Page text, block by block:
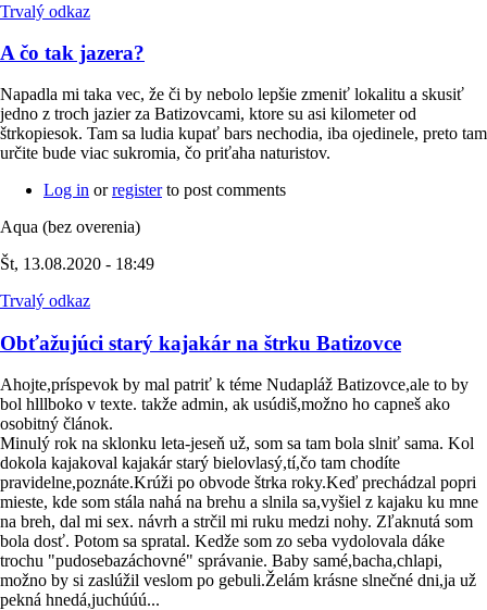
Trvalý odkaz
A čo tak jazera?
Napadla mi taka vec, že či by nebolo lepšie zmeniť lokalitu a skusiť
jedno z troch jazier za Batizovcami, ktore su asi kilometer od
štrkopiesok. Tam sa ludia kupať bars nechodia, iba ojedinele, preto tam
určite bude viac sukromia, čo priťaha naturistov.
Log in orregisterto post comments
Aqua (bez overenia)
Št, 13.08.2020 - 18:49
Trvalý odkaz
Obťažujúci starý kajakár na štrku Batizovce
Ahojte,príspevok by mal patriť k téme Nudapláž Batizovce,ale to by
bol hlllboko v texte. takže admin, ak usúdiš,možno ho capneš ako
osobitný článok.
Minulý rok na sklonku leta-jeseň už, som sa tam bola slniť sama. Kol
dokola kajakoval kajakár starý bielovlasý,tí,čo tam chodíte
pravidelne,poznáte.Krúži po obvode štrka roky.Keď prechádzal popri
mieste, kde som stála nahá na brehu a slnila sa,vyšiel z kajaku ku mne
na breh, dal mi sex. návrh a strčil mi ruku medzi nohy. Zľaknutá som
bola dosť. Potom sa spratal. Kedže som zo seba vydolovala dáke
trochu "pudosebazáchovné" správanie. Baby samé,bacha,chlapi,
možno by si zaslúžil veslom po gebuli.Želám krásne slnečné dni,ja už
pekná hnedá,juchúúú...